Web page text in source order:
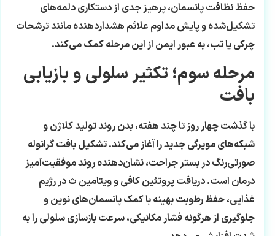
حفظ نظافت پانسمان، پرهیز جدی از دستکاری دلمه‌های
تشکیل‌شده و پایش مداوم علائم هشداردهنده مانند ترشحات
چرکی یا تب، به عبور ایمن از این مرحله کمک می‌کند.
مرحله سوم؛ تکثیر سلولی و بازیابی
بافت
با گذشت چهار روز تا چند هفته، بدن روند تولید کلاژن و
شبکه‌های مویرگی جدید را آغاز می‌کند. تشکیل بافت گرانوله
صورتی‌رنگ در بستر جراحت، نشان‌دهنده روند موفقیت‌آمیز
درمان است. دریافت پروتئین کافی و ویتامین ث در رژیم
غذایی، حفظ رطوبت بهینه با کمک پانسمان‌های نوین و
جلوگیری از هرگونه فشار مکانیکی، سرعت بازسازی سلولی را به